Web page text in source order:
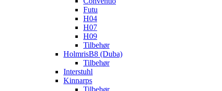
Futu
H04
H07
H09
Tilbehør
HolmrisB8 (Duba)
Tilbehør
Interstuhl
Kinnarps